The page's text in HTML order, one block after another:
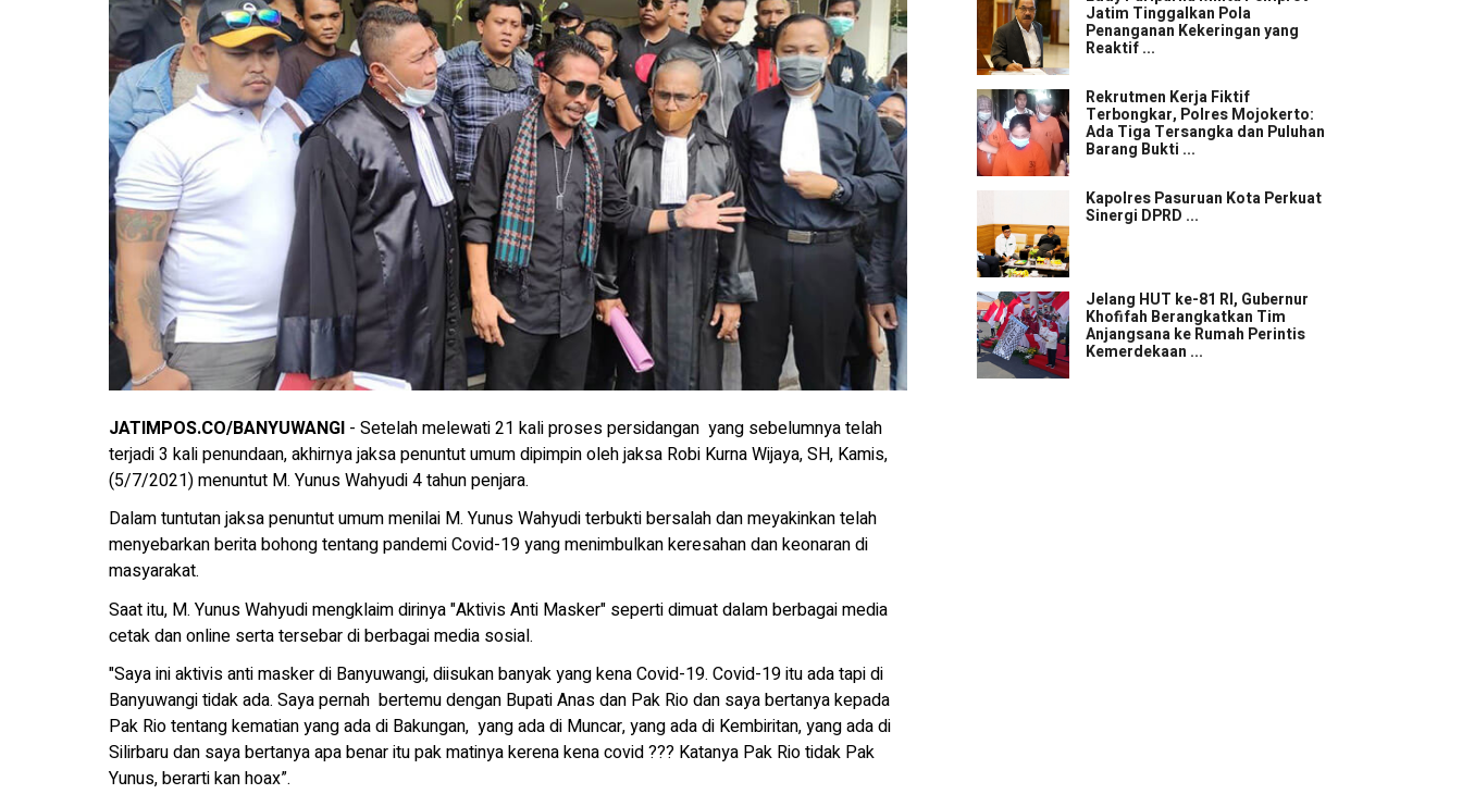
JATIMPOS.CO/BANYUWANGI - Setelah melewati 21 kali proses persidangan yang sebelumnya telah
terjadi 3 kali penundaan, akhirnya jaksa penuntut umum dipimpin oleh jaksa Robi Kurna Wijaya, SH, Kamis,
(5/7/2021) menuntut M. Yunus Wahyudi 4 tahun penjara.
Dalam tuntutan jaksa penuntut umum menilai M. Yunus Wahyudi terbukti bersalah dan meyakinkan telah
menyebarkan berita bohong tentang pandemi Covid-19 yang menimbulkan keresahan dan keonaran di
masyarakat.
Saat itu, M. Yunus Wahyudi mengklaim dirinya "Aktivis Anti Masker" seperti dimuat dalam berbagai media
cetak dan online serta tersebar di berbagai media sosial.
"Saya ini aktivis anti masker di Banyuwangi, diisukan banyak yang kena Covid-19. Covid-19 itu ada tapi di
Banyuwangi tidak ada. Saya pernah bertemu dengan Bupati Anas dan Pak Rio dan saya bertanya kepada
Pak Rio tentang kematian yang ada di Bakungan, yang ada di Muncar, yang ada di Kembiritan, yang ada di
Silirbaru dan saya bertanya apa benar itu pak matinya kerena kena covid ??? Katanya Pak Rio tidak Pak
Yunus, berarti kan hoax”.
Jatim Tinggalkan Pola
Penanganan Kekeringan yang
Reaktif ...
Rekrutmen Kerja Fiktif
Terbongkar, Polres Mojokerto:
Ada Tiga Tersangka dan Puluhan
Barang Bukti ...
Kapolres Pasuruan Kota Perkuat
Sinergi DPRD ...
Jelang HUT ke-81 RI, Gubernur
Khofifah Berangkatkan Tim
Anjangsana ke Rumah Perintis
Kemerdekaan ...